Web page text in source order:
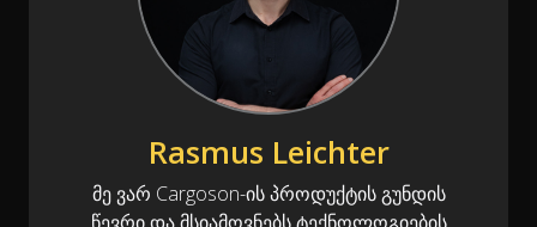
Rasmus Leichter
მე ვარ Cargoson-ის პროდუქტის გუნდის